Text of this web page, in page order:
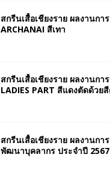
สกรีนเสื้อเชียงราย ผลงานกา
ARCHANAI สีเทา
สกรีนเสื้อเชียงราย ผลงานกา
LADIES PART สีแดงตัดด้วย
สกรีนเสื้อเชียงราย ผลงานกา
พัฒนาบุคลากร ประจำปี 2567